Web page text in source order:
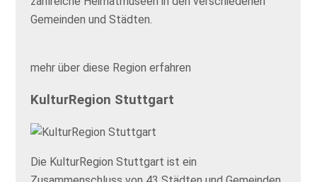
Gemeinden und Städten.
mehr über diese Region erfahren
KulturRegion Stuttgart
Die KulturRegion Stuttgart ist ein